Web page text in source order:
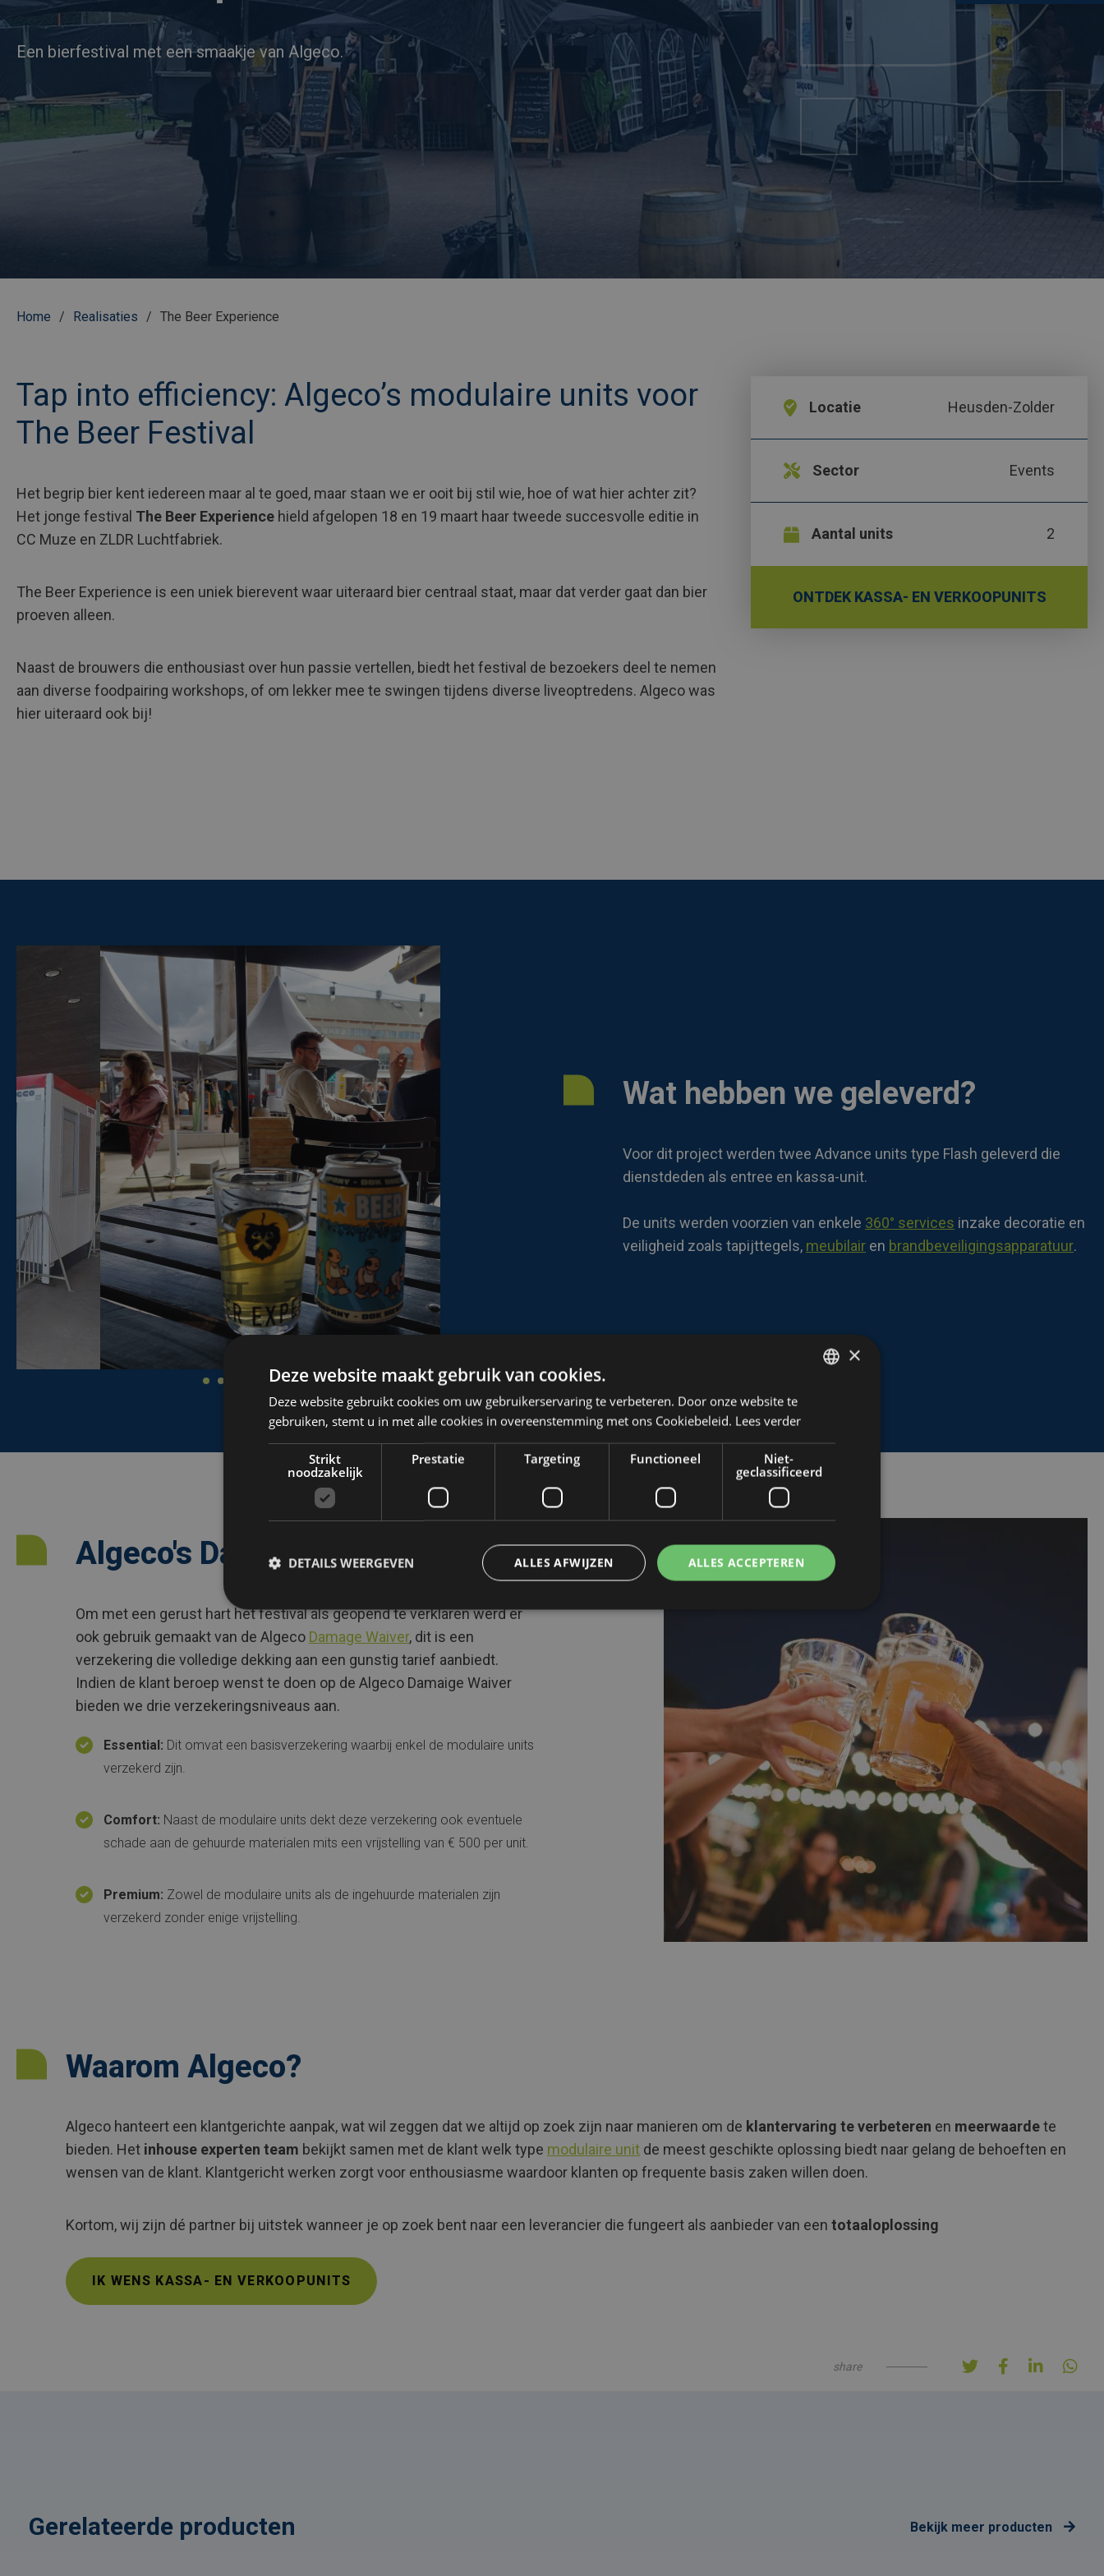
Een bierfestival met een smaakje van Algeco.
Kruimelpad
Home Realisaties The Beer Experience
Tap into efficiency: Algeco’s modulaire units voor
The Beer Festival
Het begrip bier kent iedereen maar al te goed, maar staan we er ooit bij stil wie, hoe of wat hier achter zit?
Het jonge festival The Beer Experience hield afgelopen 18 en 19 maart haar tweede succesvolle editie in
CC Muze en ZLDR Luchtfabriek.
The Beer Experience is een uniek bierevent waar uiteraard bier centraal staat, maar dat verder gaat dan bier
proeven alleen.
Naast de brouwers die enthousiast over hun passie vertellen, biedt het festival de bezoekers deel te nemen
aan diverse foodpairing workshops, of om lekker mee te swingen tijdens diverse liveoptredens. Algeco was
hier uiteraard ook bij!
Locatie Heusden-Zolder
Sector Events
Aantal units 2
ONTDEK KASSA- EN VERKOOPUNITS
Wat hebben we geleverd?
Voor dit project werden twee Advance units type Flash geleverd die
dienstdeden als entree en kassa-unit.
De units werden voorzien van enkele 360° services inzake decoratie en
veiligheid zoals tapijttegels, meubilair en brandbeveiligingsapparatuur.
Algeco's Damage Waiver
Om met een gerust hart het festival als geopend te verklaren werd er
ook gebruik gemaakt van de Algeco Damage Waiver, dit is een
verzekering die volledige dekking aan een gunstig tarief aanbiedt.
Indien de klant beroep wenst te doen op de Algeco Damaige Waiver
bieden we drie verzekeringsniveaus aan.
Essential: Dit omvat een basisverzekering waarbij enkel de modulaire units
verzekerd zijn.
Comfort: Naast de modulaire units dekt deze verzekering ook eventuele
schade aan de gehuurde materialen mits een vrijstelling van € 500 per unit.
Premium: Zowel de modulaire units als de ingehuurde materialen zijn
verzekerd zonder enige vrijstelling.
Waarom Algeco?
Algeco hanteert een klantgerichte aanpak, wat wil zeggen dat we altijd op zoek zijn naar manieren om de klantervaring te verbeteren en meerwaardete
bieden. Het inhouse experten team bekijkt samen met de klant welk type modulaire unit de meest geschikte oplossing biedt naar gelang de behoeften en
wensen van de klant. Klantgericht werken zorgt voor enthousiasme waardoor klanten op frequente basis zaken willen doen.
Kortom, wij zijn dé partner bij uitstek wanneer je op zoek bent naar een leverancier die fungeert als aanbieder van een totaaloplossing
IK WENS KASSA- EN VERKOOPUNITS
share
Gerelateerde producten Bekijk meer producten
×
Deze website maakt gebruik van cookies.
Deze website gebruikt cookies om uw gebruikerservaring te verbeteren. Door onze website te
gebruiken, stemt u in met alle cookies in overeenstemming met ons Cookiebeleid. Lees verder
Strikt
noodzakelijk
Prestatie Targeting Functioneel
Niet-
geclassificeerd
ALLES ACCEPTEREN
ALLES AFWIJZEN
DETAILS WEERGEVEN